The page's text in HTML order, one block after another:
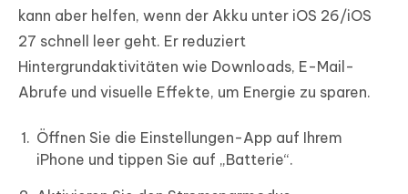
kann aber helfen, wenn der Akku unter iOS 26/iOS
27 schnell leer geht. Er reduziert
Hintergrundaktivitäten wie Downloads, E-Mail-
Abrufe und visuelle Effekte, um Energie zu sparen.
Öffnen Sie die Einstellungen-App auf Ihrem
iPhone und tippen Sie auf „Batterie“.